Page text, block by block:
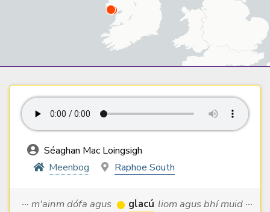
Séaghan Mac Loingsigh
Meenbog
Raphoe South
··· m'ainm dófa agus glacú liom agus bhí muid ···